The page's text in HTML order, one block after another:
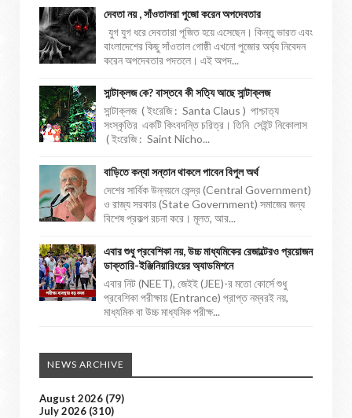
দেবতা নয় , সাঁওতালরা পুজো করেন অপদেবতার
যুগ যুগ ধরে দেবতারা পূজিত হয়ে এসেছেন। কিন্তু ভারত এবং
বাংলাদেশের কিছু সাঁওতাল গোষ্ঠী এখনো পুজোর অর্ঘ্য নিবেদন
করেন অপদেবতার পদতলে। এই অপদ...
সান্টাক্লজ কে? বাস্তবে কী সত্যি আছে সান্টাক্লজ
সান্টাক্লজ ( ইংরেজি : Santa Claus ) পাশ্চাত্য
সংস্কৃতির একটি কিংবদন্তি চরিত্র। তিনি সেইন্ট নিকোলাস
( ইংরেজি : Saint Nicho...
বাড়িতে কন্যা সন্তান থাকলে পাবেন বিপুল অর্থ
দেশের সার্বিক উন্নয়নে কেন্দ্র (Central Government)
ও রাজ্য সরকার (State Government) সমাজের জন্য
বিশেষ প্রকল্প রচনা করে। মূলত, আর...
এবার শুধু প্রবেশিকা নয়, উচ্চ মাধ্যমিকের রেজাল্টেরও প্রয়োজন
ডাক্তারি-ইঞ্জিনিয়ারিংয়ের অ্যাডমিশনে
এবার নিট (NEET), জেইই (JEE)-র মতো কোর্সে শুধু
প্রবেশিকা পরীক্ষায় (Entrance) প্রাপ্ত নম্বরই নয়,
মাধ্যমিক বা উচ্চ মাধ্যমিক পরীক্ষ...
NEWS ARCHIVE
August 2026 (79)
July 2026 (310)